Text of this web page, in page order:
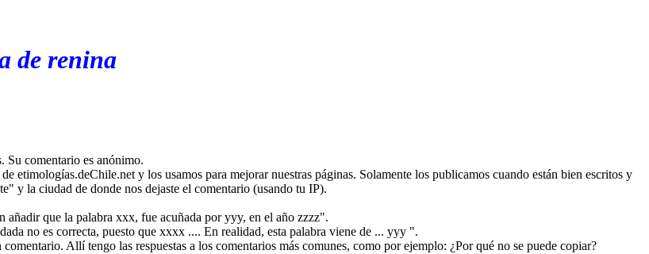
de renina
Su comentario es anónimo.
etimologías.deChile.net y los usamos para mejorar nuestras páginas. Solamente los publicamos cuando están bien escritos y
y la ciudad de donde nos dejaste el comentario (usando tu IP).
que la palabra xxx, fue acuñada por yyy, en el año zzzz".
no es correcta, puesto que xxxx .... En realidad, esta palabra viene de ... yyy ".
comentario. Allí tengo las respuestas a los comentarios más comunes, como por ejemplo: ¿Por qué no se puede copiar?